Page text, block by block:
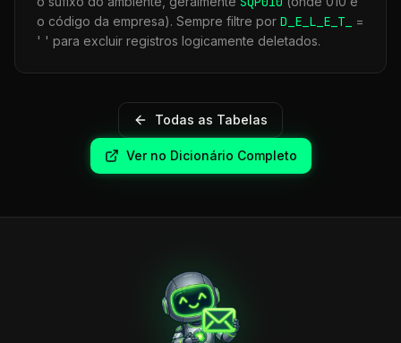
o código da empresa). Sempre filtre por D_E_L_E_T_
=
' ' para excluir registros logicamente deletados.
Todas as Tabelas
Ver no Dicionário Completo